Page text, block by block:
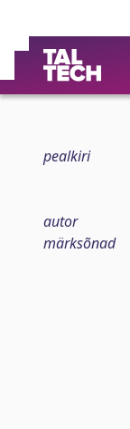
pealkiri
autor
märksõnad